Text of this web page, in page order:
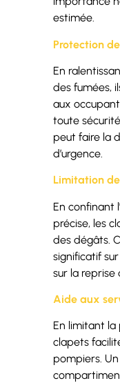
estimée.
Protection
En
des fumées,
aux
toute
peut faire la
d’urgence.
Limitation
En confinant
précise, les
des dégâts.
significatif
sur la reprise
Aide aux
En limitant la
clapets
pompiers.